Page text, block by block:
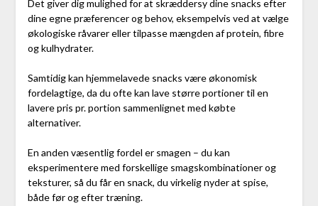
Det giver dig mulighed for at skræddersy dine snacks efter
dine egne præferencer og behov, eksempelvis ved at vælge
økologiske råvarer eller tilpasse mængden af protein, fibre
og kulhydrater.
Samtidig kan hjemmelavede snacks være økonomisk
fordelagtige, da du ofte kan lave større portioner til en
lavere pris pr. portion sammenlignet med købte
alternativer.
En anden væsentlig fordel er smagen – du kan
eksperimentere med forskellige smagskombinationer og
teksturer, så du får en snack, du virkelig nyder at spise,
både før og efter træning.